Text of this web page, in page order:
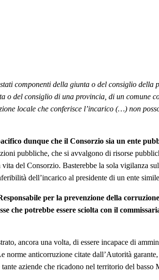
componenti della giunta o del consiglio
o del consiglio di una provincia, di un comune
locale che conferisce l’incarico (…) non
dunque che il Consorzio sia un ente
pubbliche, che si avvalgono di risorse
del Consorzio. Basterebbe la sola vigilanza
dell’incarico al presidente di un ente
per la prevenzione della
che potrebbe essere sciolta con il
ancora una volta, di essere incapace di
anticorruzione citate dall’Autorità
aziende che ricadono nel territorio del basso